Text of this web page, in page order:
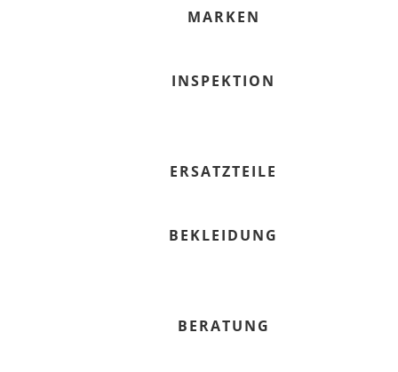
MARKEN
INSPEKTION
ERSATZTEILE
BEKLEIDUNG
BERATUNG